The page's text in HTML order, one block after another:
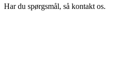
Har du spørgsmål, så kontakt os.